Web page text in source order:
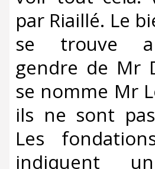
par Riaillé. Le
se trouve
gendre de Mr
se nomme Mr
ils ne sont
Les
indiquent